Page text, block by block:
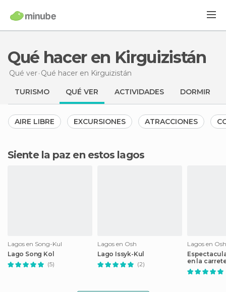
Qué hacer en Kirguizistán
Qué ver Qué hacer en Kirguizistán
TURISMO QUÉ VER ACTIVIDADES DORMIR
AIRE LIBRE EXCURSIONES ATRACCIONES
Siente la paz en estos lagos
Lagos en Song-Kul
Lago Song Kol
(5)
Lagos en Osh
Lago Issyk-Kul
(2)
Lagos en Osh
en la